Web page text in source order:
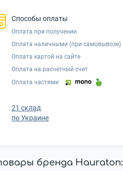
Способы оплаты
Оплата при получении
Оплата наличными (при самовывозе)
Оплата картой на сайте
Оплата на расчетный счет
Оплата частями
21 склад
по Украине
бренда Hauraton: